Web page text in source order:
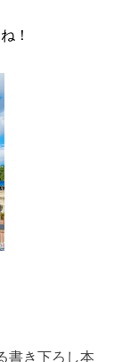
！
書き下ろし本